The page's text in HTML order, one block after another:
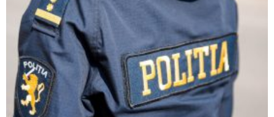
Externe
Social